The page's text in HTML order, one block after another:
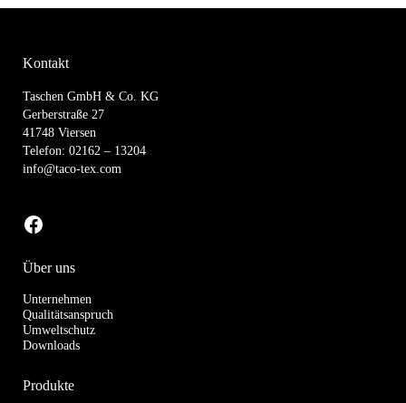
Kontakt
Taschen GmbH & Co. KG
Gerberstraße 27
41748 Viersen
Telefon: 02162 – 13204
info@taco-tex.com
zu unserer Facebook-Seite
Über uns
Unternehmen
Qualitätsanspruch
Umweltschutz
Downloads
Produkte